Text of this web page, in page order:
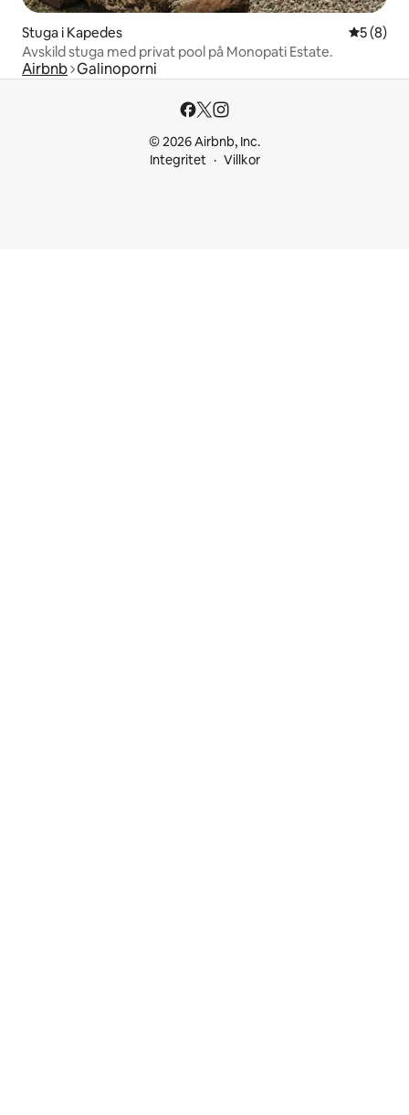
Stuga i Kapedes 5 av 5 i
5 (8)
Avskild stuga med privat pool på Monopati Estate.
Airbnb Galinoporni
© 2026 Airbnb, Inc.
Integritet
Villkor